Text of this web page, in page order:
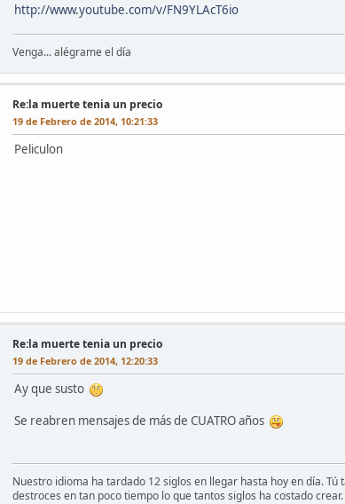
http://www.youtube.com/v/FN9YLAcT6io
Venga... alégrame el día
Re:la muerte tenia un precio
19 de Febrero de 2014, 10:21:33
Peliculon
Re:la muerte tenia un precio
19 de Febrero de 2014, 12:20:33
Ay que susto
Se reabren mensajes de más de CUATRO años
Nuestro idioma ha tardado 12 siglos en llegar hasta hoy en día.
destroces en tan poco tiempo lo que tantos siglos ha costado crear.